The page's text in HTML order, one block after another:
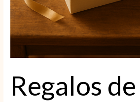
Regalos de